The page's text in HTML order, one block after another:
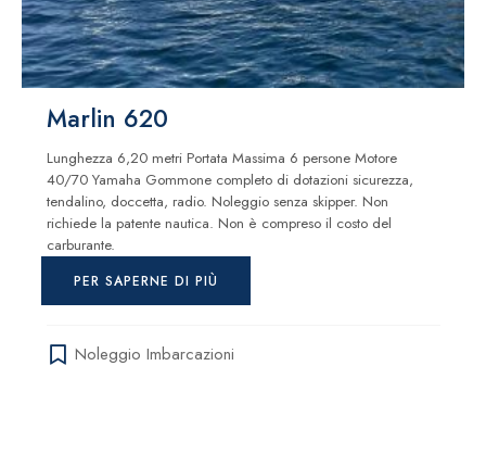
Marlin 620
Lunghezza 6,20 metri Portata Massima 6 persone Motore
40/70 Yamaha Gommone completo di dotazioni sicurezza,
tendalino, doccetta, radio. Noleggio senza skipper. Non
richiede la patente nautica. Non è compreso il costo del
carburante.
PER SAPERNE DI PIÙ
Noleggio Imbarcazioni